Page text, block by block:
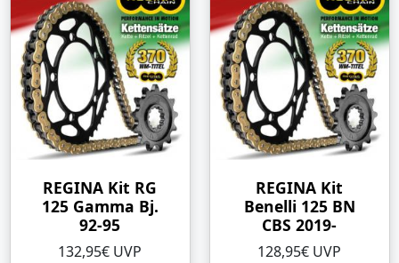
REGINA Kit RG
125 Gamma Bj.
92-95
132,95€ UVP
REGINA Kit
Benelli 125 BN
CBS 2019-
128,95€ UVP